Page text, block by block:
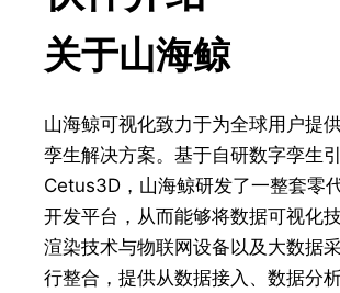
关于山海鲸
山海鲸可视化致力于为全球用户提
孪生解决方案。基于自研数字孪生
Cetus3D，山海鲸研发了一整套零
开发平台，从而能够将数据可视化
渲染技术与物联网设备以及大数据
行整合，提供从数据接入、数据分